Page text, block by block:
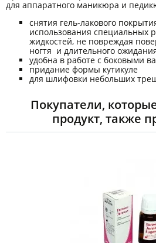
для аппаратного маникюра и
снятия гель-лакового
использования специальных
жидкостей, не повреждая
ногтя и длительного
удобна в работе с боковыми
придание формы кутикуле
для шлифовки небольших
Покупатели,
продукт, также